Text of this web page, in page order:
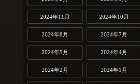
2024年11月 2024年10月
2024年8月 2024年7月
2024年5月 2024年4月
2024年2月 2024年1月